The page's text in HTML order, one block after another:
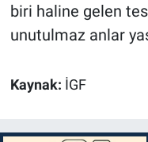
biri haline gelen
unutulmaz anlar
Kaynak: İGF